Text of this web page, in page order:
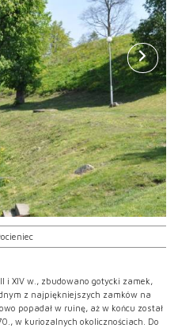
i XIV w., zbudowano gotycki zamek,
z najpiękniejszych zamków na
popadał w ruinę, aż w końcu został
w kuriozalnych okolicznościach. Do